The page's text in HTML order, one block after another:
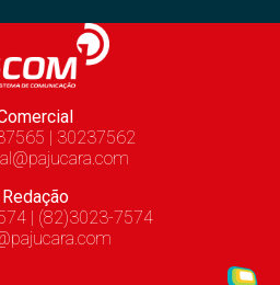
| 30237562
Redação
| (82)3023-7574